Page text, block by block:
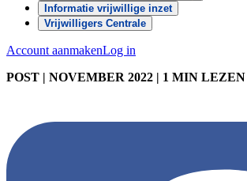
Informatie vrijwillige inzet
Vrijwilligers Centrale
Account aanmakenLog in
POST | NOVEMBER 2022 | 1 MIN LEZEN